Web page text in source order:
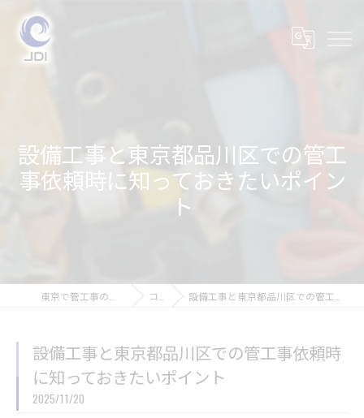
設備工事と東京都品川区での管工
事依頼時に知っておきたいポイン
ト
コラム 設備工事と東京都品川区での管工事依頼時に知っておきたいポイント
設備工事と東京都品川区での管工事依頼時
に知っておきたいポイント
2025/11/20